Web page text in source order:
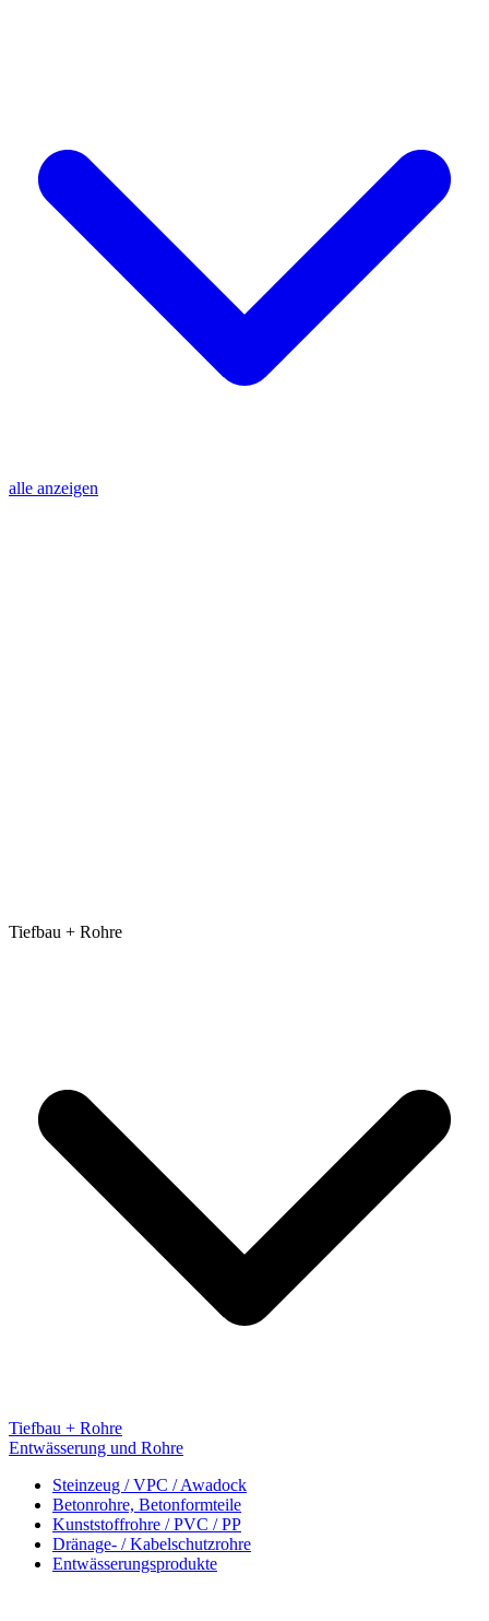
alle anzeigen
Tiefbau + Rohre
Tiefbau + Rohre
Entwässerung und Rohre
Steinzeug / VPC / Awadock
Betonrohre, Betonformteile
Kunststoffrohre / PVC / PP
Dränage- / Kabelschutzrohre
Entwässerungsprodukte